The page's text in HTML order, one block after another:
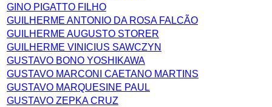
GINO PIGATTO FILHO
GUILHERME ANTONIO DA ROSA FALCÃO
GUILHERME AUGUSTO STORER
GUILHERME VINICIUS SAWCZYN
GUSTAVO BONO YOSHIKAWA
GUSTAVO MARCONI CAETANO MARTINS
GUSTAVO MARQUESINE PAUL
GUSTAVO ZEPKA CRUZ